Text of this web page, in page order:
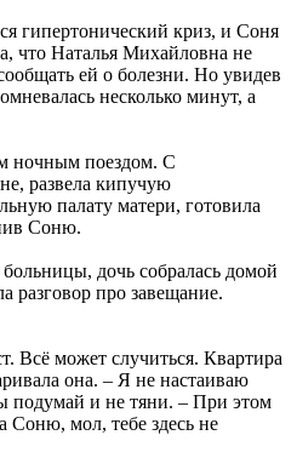
гипертонический криз, и Соня
что Наталья Михайловна не
ей о болезни. Но увидев
несколько минут, а
ночным поездом. С
развела кипучую
палату матери, готовила
Соню.
дочь собралась домой
разговор про завещание.
Всё может случиться. Квартира
она. – Я не настаиваю
подумай и не тяни. – При этом
Соню, мол, тебе здесь не